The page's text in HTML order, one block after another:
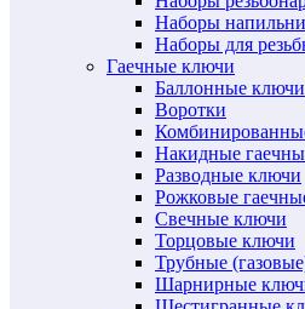
Наборы
Наборы для
Гаечные ключи
Баллонные ключи
Воротки
Накидные
Разводные ключи
Рожковые
Свечные ключи
Торцовые ключи
Трубные
Шарнирные